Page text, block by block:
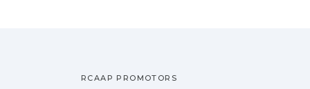
RCAAP PROMOTORS